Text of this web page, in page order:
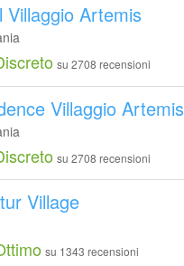
Villaggio Artemis
su 2708 recensioni
Villaggio Artemis
su 2708 recensioni
Village
su 1343 recensioni